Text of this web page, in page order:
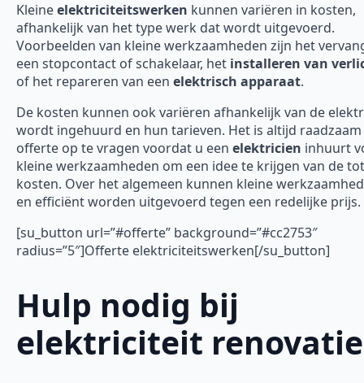
Kleineelektriciteitswerken kunnen variëren in kosten,
afhankelijk van het type werk dat wordt uitgevoerd.
Voorbeelden van kleine werkzaamheden zijn het
een stopcontact of schakelaar, het installeren van
of het repareren van een elektrisch apparaat.
De kosten kunnen ook variëren afhankelijk van de
wordt ingehuurd en hun tarieven. Het is altijd
offerte op te vragen voordat u een elektricien inhuurt
kleine werkzaamheden om een idee te krijgen van de
kosten. Over het algemeen kunnen kleine
en efficiënt worden uitgevoerd tegen een redelijke prijs.
[su_button url=”#offerte” background=”#cc2753″
radius=”5″]Offerte elektriciteitswerken[/su_button]
Hulp nodig bij
elektriciteit